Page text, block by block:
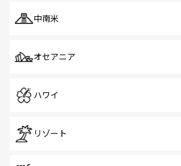
中南米
オセアニア
ハワイ
リゾート